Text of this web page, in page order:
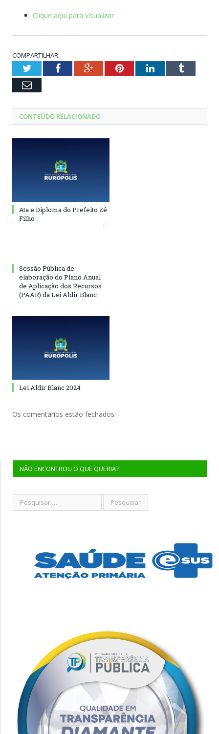
Clique aqui para visualizar
COMPARTILHAR:
TwitterFacebookGoogle+PinterestLinkedInTumblr
Email
CONTEÚDO RELACIONADO
Ata e Diploma do Prefeito Zé
Filho
Sessão Pública de
elaboração do Plano Anual
de Aplicação dos Recursos
(PAAR) da Lei Aldir Blanc
Lei Aldir Blanc 2024
Os comentários estão fechados.
NÃO ENCONTROU O QUE QUERIA?